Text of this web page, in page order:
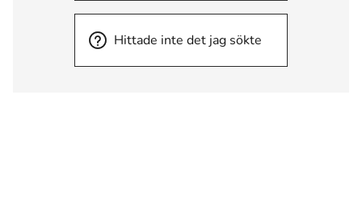
Hittade inte det jag sökte